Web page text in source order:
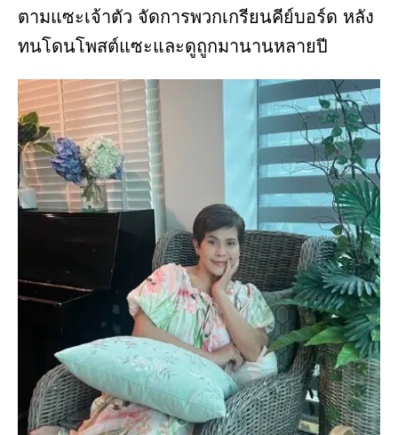
ตามแซะเจ้าตัว จัดการพวกเกรียนคีย์บอร์ด หลัง
ทนโดนโพสต์แซะและดูถูกมานานหลายปี